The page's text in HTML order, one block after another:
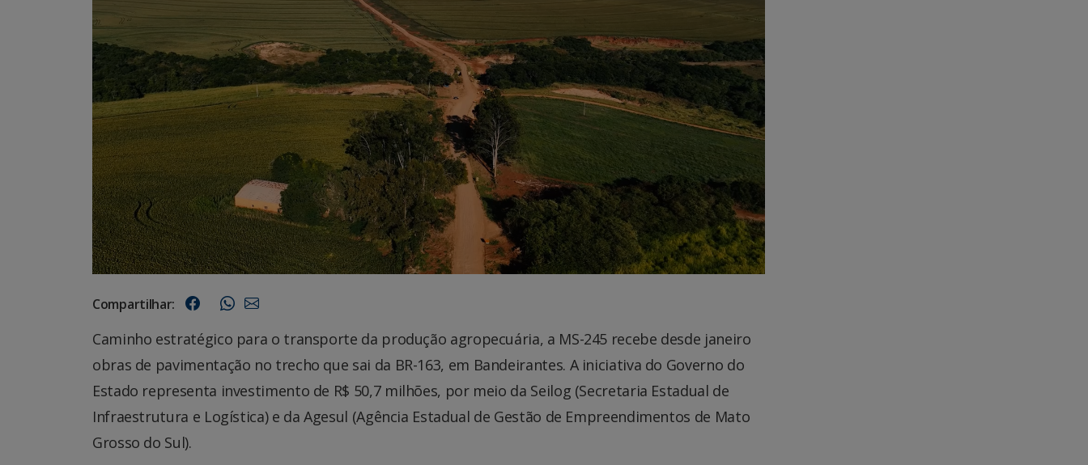
Compartilhar:
Caminho estratégico para o transporte da produção agropecuária, a MS-245 recebe desde janeiro
obras de pavimentação no trecho que sai da BR-163, em Bandeirantes. A iniciativa do Governo do
Estado representa investimento de R$ 50,7 milhões, por meio da Seilog (Secretaria Estadual de
Infraestrutura e Logística) e da Agesul (Agência Estadual de Gestão de Empreendimentos de Mato
Grosso do Sul).